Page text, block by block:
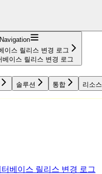
Navigation
이스 릴리스 변경 로그
베이스 릴리스 변경 로그
솔루션 통합 리소스
터베이스 릴리스 변경 로그